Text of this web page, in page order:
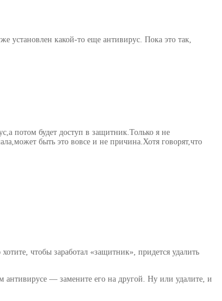
установлен какой-то еще антивирус. Пока это так,
потом будет доступ в защитник.Только я не
быть это вовсе и не причина.Хотя говорят,что
чтобы заработал «защитник», придется удалить
— замените его на другой. Ну или удалите, и